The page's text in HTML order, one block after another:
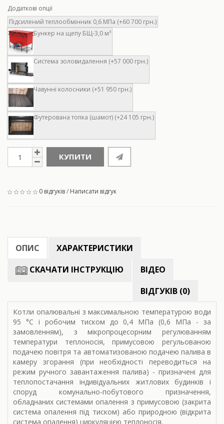
Додаткові опції
Підсилений теплообмінник 0,6 МПа (+60 700 грн.)
Бункер на щепу БЩ-3,0 м³
Система золовидалення (+57 000 грн.)
Чавунні колосники (+51 950 грн.)
Футерована топка (шамот) (+24 105 грн.)
КУПИТИ
0 відгуків/ Написати відгук
ОПИС
ХАРАКТЕРИСТИКИ
СКАЧАТИ ІНСТРУКЦІЮ
ВІДЕО
ВІДГУКІВ (0)
Котли опалювальні з максимальною температурою води
95 °С і робочим тиском до 0,4 МПа (0,6 МПа - за
замовленням), з мікропроцесорним регулюванням
температури теплоносія, примусовою регульованою
подачею повітря та автоматизованою подачею палива в
камеру згорання (при необхідності переводиться на
режим ручного завантаження палива) - призначені для
теплопостачання індивідуальних житлових будинків і
споруд комунально-побутового призначення,
обладнаних системами опалення з примусовою (закрита
система опалення під тиском) або природною (відкрита
система опалення) циркуляцією теплоносія.